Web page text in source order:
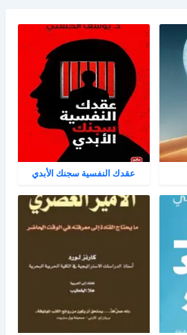
عقدك النفسية سجنك الأبدي